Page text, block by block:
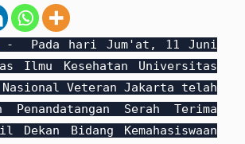
- Pada hari Jum'at, 11 Juni
Ilmu Kesehatan Universitas
Nasional Veteran Jakarta telah
Penandatangan Serah Terima
Dekan Bidang Kemahasiswaan